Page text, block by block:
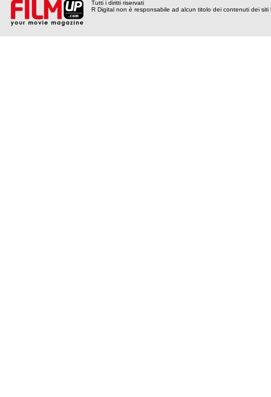
Tutti i diritti riservati
R Digital non è responsabile ad alcun titolo dei contenuti dei siti